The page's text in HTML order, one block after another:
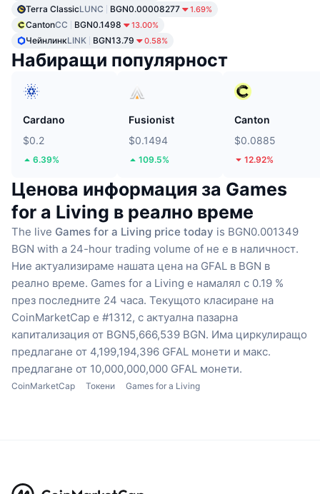
Terra ClassicLUNC BGN0.00008277 1.69%
CantonCC BGN0.1498 13.00%
ЧейнлинкLINK BGN13.79 0.58%
Набиращи популярност
Cardano
$0.2
6.39%
Fusionist
$0.1494
109.5%
Canton
$0.0885
12.92%
Ценова информация за Games
for a Living в реално време
The live Games for a Living price today is BGN0.001349
BGN with a 24-hour trading volume of не е в наличност.
Ние актуализираме нашата цена на GFAL в BGN в
реално време. Games for a Living е намалял с 0.19 %
през последните 24 часа. Текущото класиране на
CoinMarketCap е #1312, с актуална пазарна
капитализация от BGN5,666,539 BGN. Има циркулиращо
предлагане от 4,199,194,396 GFAL монети и макс.
предлагане от 10,000,000,000 GFAL монети.
CoinMarketCap Токени Games for a Living